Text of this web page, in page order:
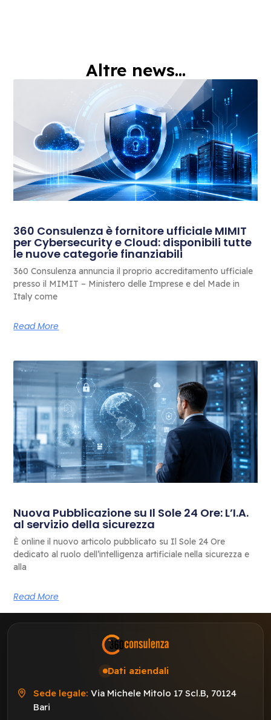
Altre news...
360 Consulenza è fornitore ufficiale MIMIT
per Cybersecurity e Cloud: disponibili tutte
le nuove categorie finanziabili
360 Consulenza annuncia il proprio accreditamento ufficiale
presso il MIMIT – Ministero delle Imprese e del Made in
Italy come
Read More
Nuova Pubblicazione su Il Sole 24 Ore: L’I.A.
al servizio della sicurezza
È online il nuovo articolo pubblicato su Il Sole 24 Ore
dedicato al ruolo dell’intelligenza artificiale nella sicurezza e
alla
Read More
Dati aziendali
Sede legale: Via Michele Mitolo 17 Scl.B, 70124
Bari